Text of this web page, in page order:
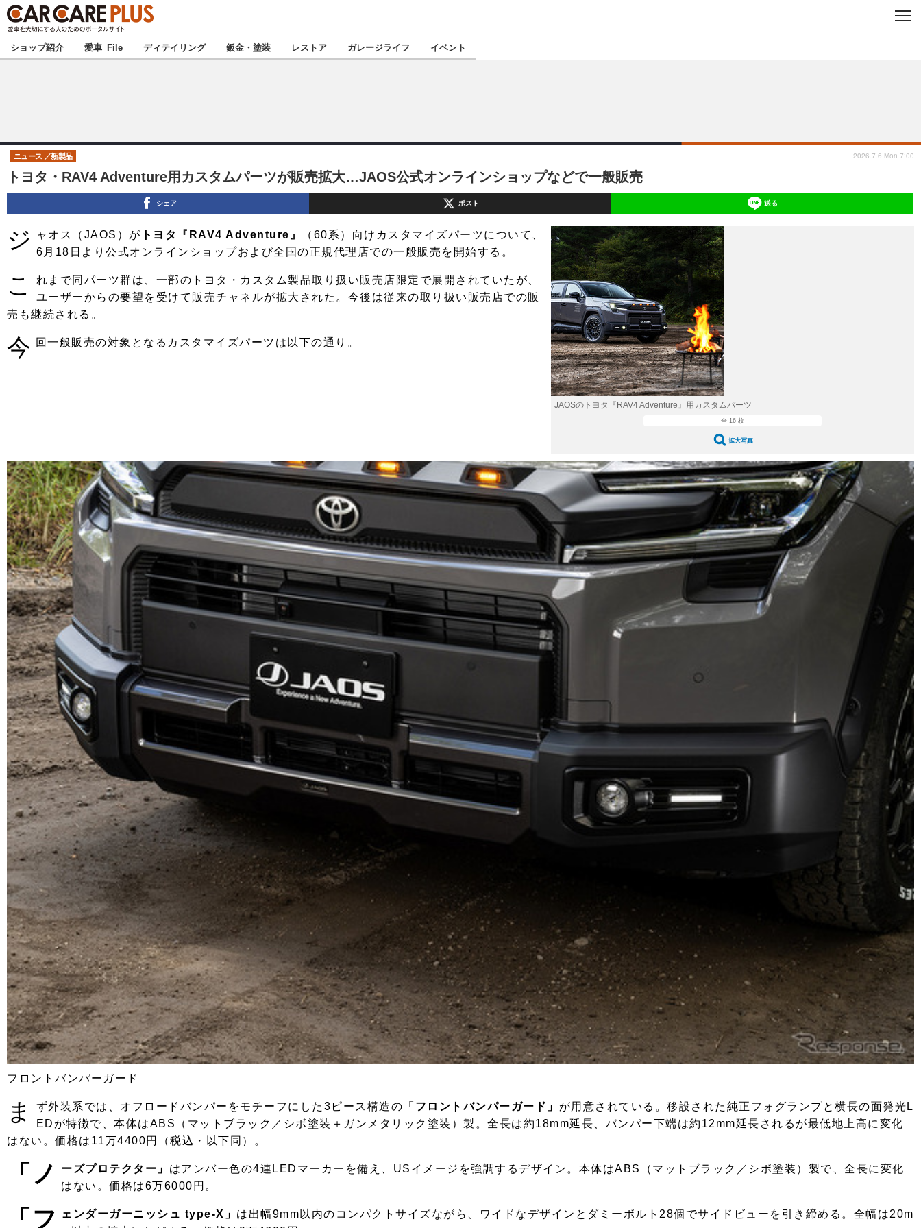
C
★カーケアプラス認定★厳選プロショップを地域から探す
甲信越 北陸
中国
九州 沖縄
注目の記事
ショップレポート 愛車 File
ストップ！不具合修理＆粗悪修理
ディテイリング
洗車
コーティング
防錆
カーメーカー「旧車」関連プロジェクト コラム
インタビュー
イベント
イベント告知 イベントレポート
ショップ紹介 愛車 File ディテイリング 鈑金・塗装 レストア ガレージライフ イベント
トヨタ・RAV4 Adventure用カスタムパーツが販売拡大…JAOS公式オンラインショップなどで一般販売
ニュース 新製品 2026.7.6 Mon 7:00
シェア ポスト 送る
JAOSのトヨタ『RAV4 Adventure』用カスタムパーツ
全 16 枚
拡大写真
ジ ャオス（JAOS）が トヨタ『RAV4 Adventure』
（60系）向けカスタマイズパーツについて、
6月18日より公式オンラインショップおよび全国の正規代理店での一般販売を開始する。
こ
れまで同パーツ群は、一部のトヨタ・カスタム製品取り扱い販売店限定で展開されていたが、
ユーザーからの要望を受けて販売チャネルが拡大された。今後は従来の取り扱い販売店での販
売も継続される。
今 回一般販売の対象となるカスタマイズパーツは以下の通り。
フロントバンパーガード
ま ず外装系では、オフロードバンパーをモチーフにした3ピース構造の 「フロントバンパーガード」 が用意されている。移設された純正フォグランプと横長の面発光L
EDが特徴で、本体はABS（マットブラック／シボ塗装＋ガンメタリック塗装）製。全長は約18mm延長、バンパー下端は約12mm延長されるが最低地上高に変化
はない。価格は11万4400円（税込・以下同）。
「ノ ーズプロテクター」 はアンバー色の4連LEDマーカーを備え、USイメージを強調するデザイン。本体はABS（マットブラック／シボ塗装）製で、全長に変化
はない。価格は6万6000円。
「フ ェンダーガーニッシュ type-X」 は出幅9mm以内のコンパクトサイズながら、ワイドなデザインとダミーボルト28個でサイドビューを引き締める。全幅は20m